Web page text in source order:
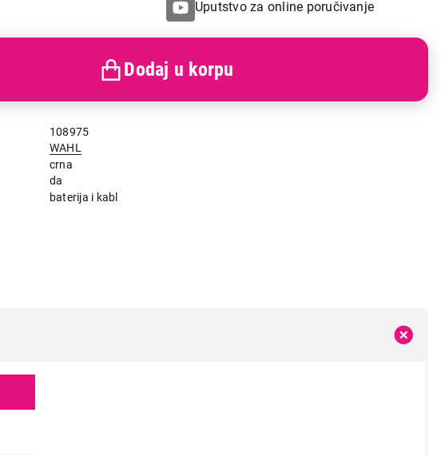
Uputstvo za online poručivanje
108975
WAHL
crna
da
baterija i kabl
Dodaj u korpu